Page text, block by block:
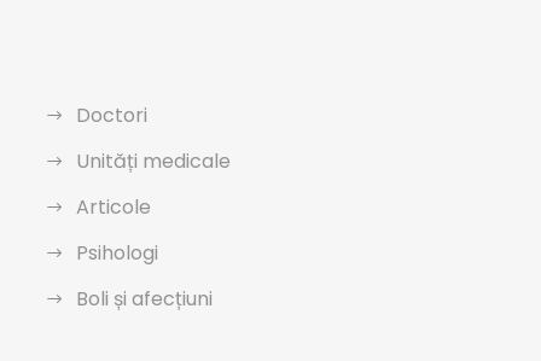
Doctori
Unități medicale
Articole
Psihologi
Boli și afecțiuni